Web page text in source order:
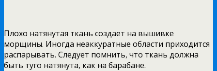
Плохо натянутая ткань создает на вышивке
морщины. Иногда неаккуратные области приходится
распарывать. Следует помнить, что ткань должна
быть туго натянута, как на барабане.